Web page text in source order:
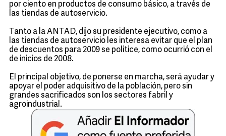
por ciento en productos de consumo básico, a través de
las tiendas de autoservicio.
Tanto a la ANTAD, dijo su presidente ejecutivo, como a
las tiendas de autoservicio les interesa evitar que el plan
de descuentos para 2009 se politice, como ocurrió con el
de inicios de 2008.
El principal objetivo, de ponerse en marcha, será ayudar y
apoyar el poder adquisitivo de la población, pero sin
grandes sacrificados son los sectores fabril y
agroindustrial.